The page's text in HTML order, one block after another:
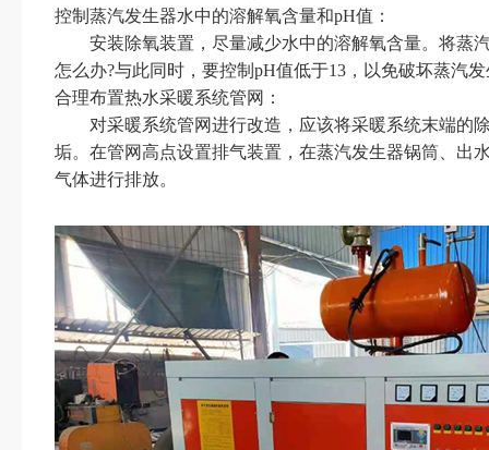
控制蒸汽发生器水中的溶解氧含量和pH值：
安装除氧装置，尽量减少水中的溶解氧含量。将
怎么办?与此同时，要控制pH值低于13，以免破坏蒸汽
合理布置热水采暖系统管网：
对采暖系统管网进行改造，应该将采暖系统末端的除污
垢。在管网高点设置排气装置，在蒸汽发生器锅筒
气体进行排放。